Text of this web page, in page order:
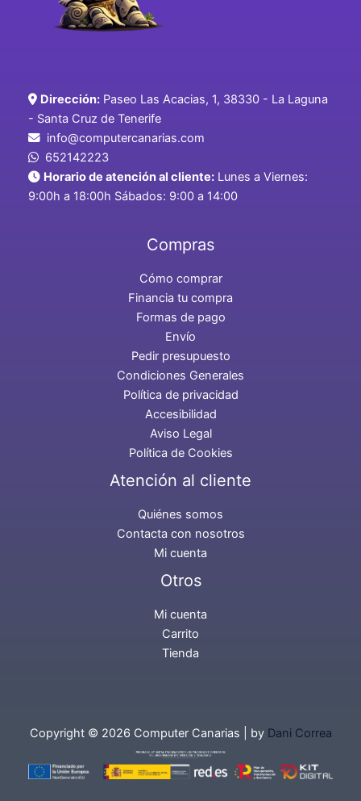
Dirección: Paseo Las Acacias, 1, 38330 - La Laguna
- Santa Cruz de Tenerife
info@computercanarias.com
652142223
Horario de atención al cliente: Lunes a Viernes:
9:00h a 18:00h Sábados: 9:00 a 14:00
Compras
Cómo comprar
Financia tu compra
Formas de pago
Envío
Pedir presupuesto
Condiciones Generales
Política de privacidad
Accesibilidad
Aviso Legal
Política de Cookies
Atención al cliente
Quiénes somos
Contacta con nosotros
Mi cuenta
Otros
Mi cuenta
Carrito
Tienda
Copyright © 2026 Computer Canarias | by Dani Correa